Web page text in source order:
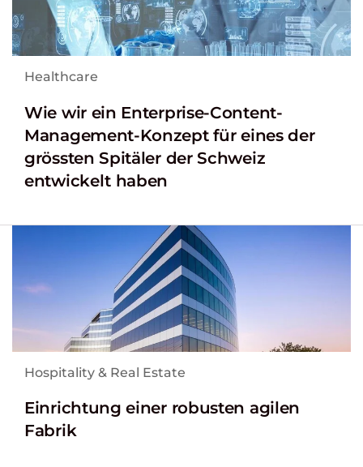
Healthcare
Wie wir ein Enterprise-Content-
Management-Konzept für eines der
grössten Spitäler der Schweiz
entwickelt haben
Hospitality & Real Estate
Einrichtung einer robusten agilen
Fabrik